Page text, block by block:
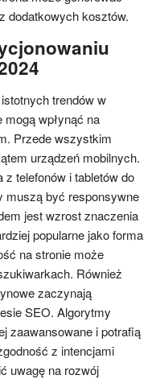
dodatkowych kosztów.
trendów w
wpłynąć na
Przede wszystkim
urządzeń mobilnych.
telefonów i tabletów do
muszą być responsywne
jest wzrost znaczenia
popularne jako forma
na stronie może
Również
zaczynają
SEO. Algorytmy
zaawansowane i potrafią
z intencjami
uwagę na rozwój